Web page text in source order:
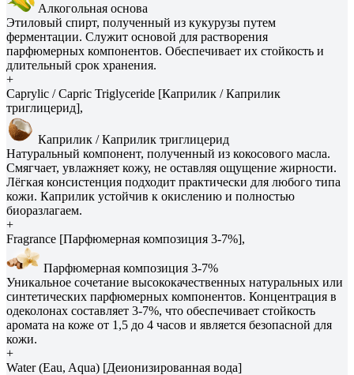
Алкогольная основа
Этиловый спирт, полученный из кукурузы путем
ферментации. Служит основой для растворения
парфюмерных компонентов. Обеспечивает их стойкость и
длительный срок хранения.
+
Caprylic / Capric Triglyceride [Каприлик / Каприлик
триглицерид],
Каприлик / Каприлик триглицерид
Натуральный компонент, полученный из кокосового масла.
Смягчает, увлажняет кожу, не оставляя ощущение жирности.
Лёгкая консистенция подходит практически для любого типа
кожи. Каприлик устойчив к окислению и полностью
биоразлагаем.
+
Fragrance [Парфюмерная композиция 3-7%],
Парфюмерная композиция 3-7%
Уникальное сочетание высококачественных натуральных или
синтетических парфюмерных компонентов. Концентрация в
одеколонах составляет 3-7%, что обеспечивает стойкость
аромата на коже от 1,5 до 4 часов и является безопасной для
кожи.
+
Water (Eau, Aqua) [Деионизированная вода]